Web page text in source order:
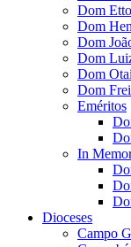
Dom
Dom
Dom
Dom
Dom
Dom
Eméritos
In
Dioceses
Campo